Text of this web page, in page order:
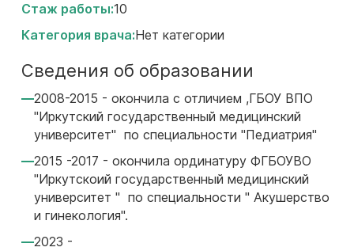
Стаж работы:10
Категория врача:Нет категории
Сведения об образовании
2008-2015 - окончила с отличием ,ГБОУ ВПО
"Иркутский государственный медицинский
университет" по специальности "Педиатрия"
2015 -2017 - окончила ординатуру ФГБОУВО
"Иркутскоий государственный медицинский
университет " по специальности " Акушерство
и гинекология".
2023 -